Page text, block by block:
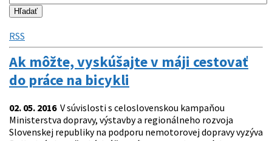
RSS
Ak môžte, vyskúšajte v máji cestovať
do práce na bicykli
02. 05. 2016V súvislosti s celoslovenskou kampaňou
Ministerstva dopravy, výstavby a regionálneho rozvoja
Slovenskej republiky na podporu nemotorovej dopravy vyzýva